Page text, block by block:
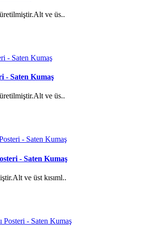
ve üs..
- Saten Kumaş
ve üs..
- Saten Kumaş
ve üst kısıml..